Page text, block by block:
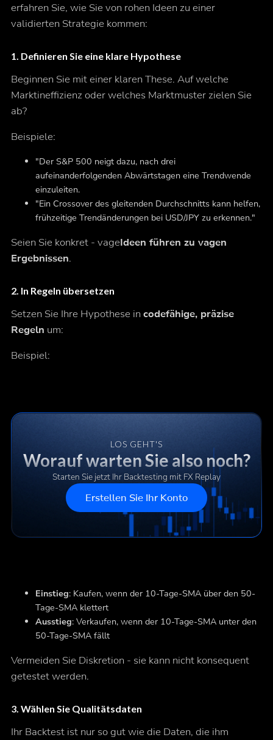
erfahren Sie, wie Sie von rohen Ideen zu einer
validierten Strategie kommen:
1. Definieren Sie eine klare Hypothese
Beginnen Sie mit einer klaren These. Auf welche
Marktineffizienz oder welches Marktmuster zielen Sie
ab?
Beispiele:
"Der S&P 500 neigt dazu, nach drei
aufeinanderfolgenden Abwärtstagen eine Trendwende
einzuleiten.
"Ein Crossover des gleitenden Durchschnitts kann helfen,
frühzeitige Trendänderungen bei USD/JPY zu erkennen."
Seien Sie konkret - vageIdeen führen zu vagen
Ergebnissen.
2. In Regeln übersetzen
Setzen Sie Ihre Hypothese in codefähige, präzise
Regeln um:
Beispiel:
LOS GEHT'S
Worauf warten Sie also noch?
Starten Sie jetzt Ihr Backtesting mit FX Replay
Erstellen Sie Ihr Konto
Einstieg: Kaufen, wenn der 10-Tage-SMA über den 50-
Tage-SMA klettert
Ausstieg: Verkaufen, wenn der 10-Tage-SMA unter den
50-Tage-SMA fällt
Vermeiden Sie Diskretion - sie kann nicht konsequent
getestet werden.
3. Wählen Sie Qualitätsdaten
Ihr Backtest ist nur so gut wie die Daten, die ihm